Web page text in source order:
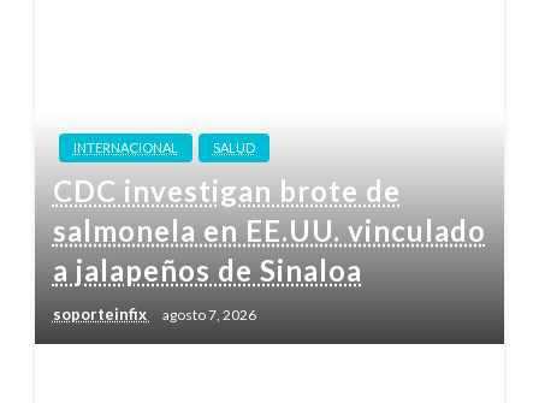
INTERNACIONAL SALUD
CDC investigan brote de
salmonela en EE.UU. vinculado
a jalapeños de Sinaloa
soporteinfix agosto 7, 2026